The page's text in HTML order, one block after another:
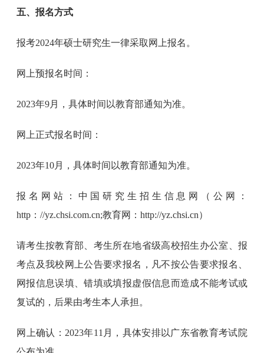
五、报名方式
报考2024年硕士研究生一律采取网上报名。
网上预报名时间：
2023年9月，具体时间以教育部通知为准。
网上正式报名时间：
2023年10月，具体时间以教育部通知为准。
报名网站：中国研究生招生信息网（公网：
http：//yz.chsi.com.cn;教育网：http://yz.chsi.cn）
请考生按教育部、考生所在地省级高校招生办公室、报
考点及我校网上公告要求报名，凡不按公告要求报名、
网报信息误填、错填或填报虚假信息而造成不能考试或
复试的，后果由考生本人承担。
网上确认：2023年11月，具体安排以广东省教育考试院